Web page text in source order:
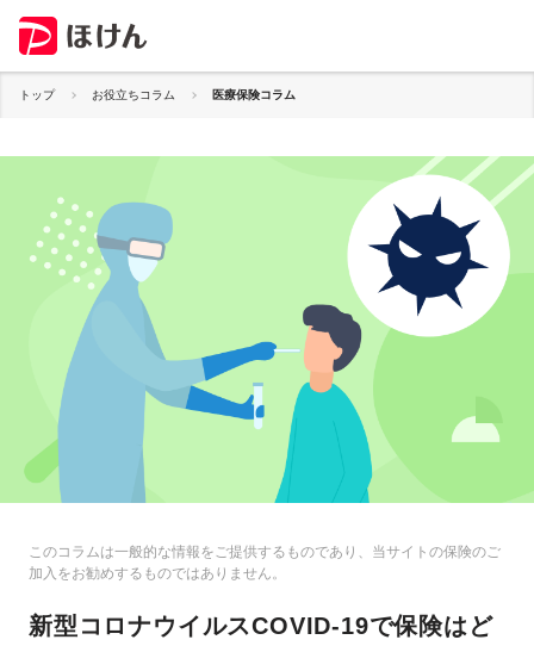
トップ お役立ちコラム 医療保険コラム
このコラムは一般的な情報をご提供するものであり、当サイトの保険のご
加入をお勧めするものではありません。
新型コロナウイルスCOVID-19で保険はど